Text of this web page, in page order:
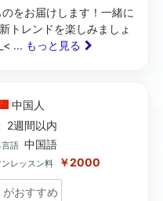
をお届けします！一緒に
トレンドを楽しみましょ
... もっと見る
中国 人
2週間以内
語 中国語
レッスン料 ￥2000
がおすすめ